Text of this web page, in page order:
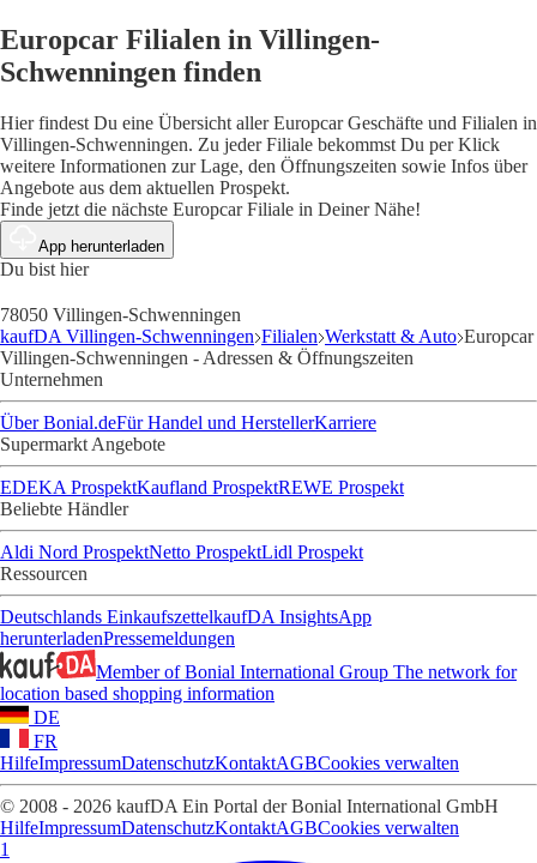
Europcar Filialen in Villingen-
Schwenningen finden
Hier findest Du eine Übersicht aller Europcar Geschäfte und Filialen in
Villingen-Schwenningen. Zu jeder Filiale bekommst Du per Klick
weitere Informationen zur Lage, den Öffnungszeiten sowie Infos über
Angebote aus dem aktuellen Prospekt.
Finde jetzt die nächste Europcar Filiale in Deiner Nähe!
App herunterladen
Du bist hier
78050 Villingen-Schwenningen
kaufDA Villingen-Schwenningen Filialen Werkstatt & Auto Europcar
Villingen-Schwenningen - Adressen & Öffnungszeiten
Unternehmen
Über Bonial.deFür Handel und HerstellerKarriere
Supermarkt Angebote
EDEKA ProspektKaufland ProspektREWE Prospekt
Beliebte Händler
Aldi Nord ProspektNetto ProspektLidl Prospekt
Ressourcen
Deutschlands EinkaufszettelkaufDA InsightsApp
herunterladenPressemeldungen
Member of Bonial International Group The network for
location based shopping information
DE
FR
HilfeImpressumDatenschutzKontaktAGBCookies verwalten
© 2008 - 2026 kaufDA Ein Portal der Bonial International GmbH
HilfeImpressumDatenschutzKontaktAGBCookies verwalten
1